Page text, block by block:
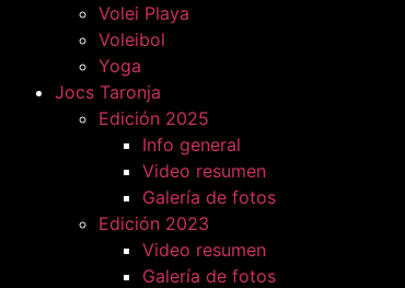
Volei Playa
Voleibol
Yoga
Jocs Taronja
Edición 2025
Info general
Video resumen
Galería de fotos
Edición 2023
Video resumen
Galería de fotos